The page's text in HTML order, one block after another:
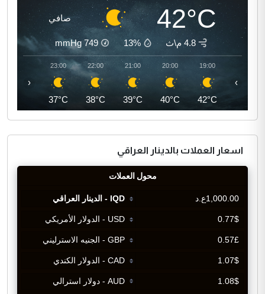
42°C صافي
4.8 م\ث 13%
749
mmHg
19:00
42°C
20:00
40°C
21:00
39°C
22:00
38°C
23:00
37°C
‹ ›
اسعار العملات بالدينار العراقي